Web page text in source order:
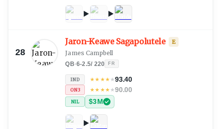
28
Jaron-Keawe Sagapolutele E
James Campbell
QB·6-2.5/ 220 FR
IND ★★ ★★★93.40
ON3 ★★ ★★★90.00
NIL $3M